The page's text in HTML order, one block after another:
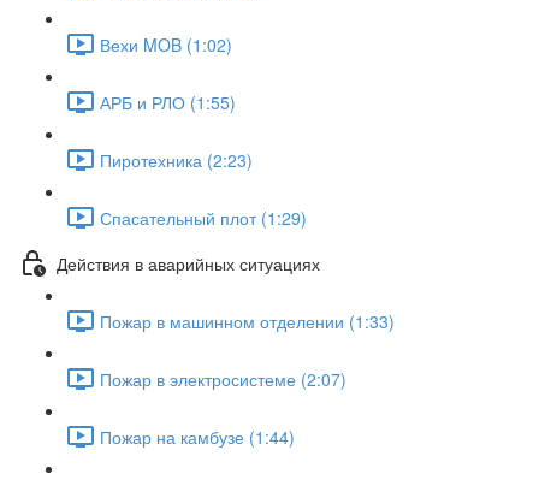
Вехи MOB (1:02)
АРБ и РЛО (1:55)
Пиротехника (2:23)
Спасательный плот (1:29)
Действия в аварийных ситуациях
Пожар в машинном отделении (1:33)
Пожар в электросистеме (2:07)
Пожар на камбузе (1:44)